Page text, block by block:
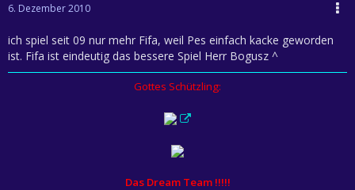
6. Dezember 2010
ich spiel seit 09 nur mehr Fifa, weil Pes einfach kacke geworden
ist. Fifa ist eindeutig das bessere Spiel Herr Bogusz ^
Gottes Schützling:
Das Dream Team !!!!!